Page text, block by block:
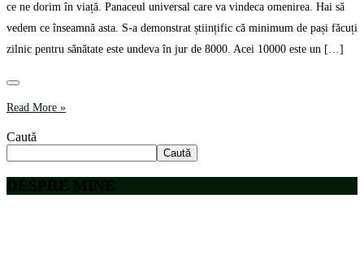
ce ne dorim în viață. Panaceul universal care va vindeca omenirea. Hai să
vedem ce înseamnă asta. S-a demonstrat științific că minimum de pași făcuți
zilnic pentru sănătate este undeva în jur de 8000. Acei 10000 este un […]
Read More »
Caută
Caută
DESPRE MINE